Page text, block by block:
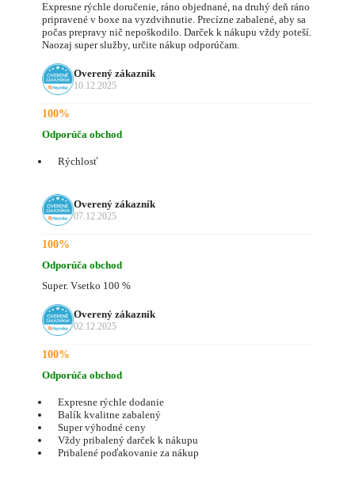
Expresne rýchle doručenie, ráno objednané, na druhý deň ráno
pripravené v boxe na vyzdvihnutie. Precízne zabalené, aby sa
počas prepravy nič nepoškodilo. Darček k nákupu vždy poteší.
Naozaj super služby, určite nákup odporúčam.
Overený zákazník
10.12.2025
100%
Odporúča obchod
Rýchlosť
Overený zákazník
07.12.2025
100%
Odporúča obchod
Super. Vsetko 100 %
Overený zákazník
02.12.2025
100%
Odporúča obchod
Expresne rýchle dodanie
Balík kvalitne zabalený
Super výhodné ceny
Vždy pribalený darček k nákupu
Pribalené poďakovanie za nákup